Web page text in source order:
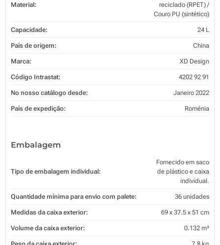
Material:
reciclado (RPET) /
Couro PU (sintético)
Capacidade: 24 L
País de origem: China
Marca: XD Design
Código Intrastat: 4202 92 91
No nosso catálogo desde: Janeiro 2022
País de expedição: Roménia
Embalagem
Tipo de embalagem individual:
Fornecido em saco
de plástico e caixa
individual.
Quantidade mínima para envio com palete: 36 unidades
Medidas da caixa exterior: 69 x 37.5 x 51 cm
Volume da caixa exterior: 0.132 m³